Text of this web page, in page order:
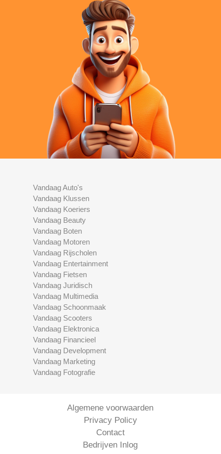
Vandaag Auto's
Vandaag Klussen
Vandaag Koeriers
Vandaag Beauty
Vandaag Boten
Vandaag Motoren
Vandaag Rijscholen
Vandaag Entertainment
Vandaag Fietsen
Vandaag Juridisch
Vandaag Multimedia
Vandaag Schoonmaak
Vandaag Scooters
Vandaag Elektronica
Vandaag Financieel
Vandaag Development
Vandaag Marketing
Vandaag Fotografie
Algemene voorwaarden
Privacy Policy
Contact
Bedrijven Inlog